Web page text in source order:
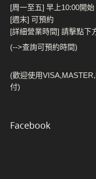
[周一至五] 早上10:00開始
[週末] 可預約
[詳細營業時間] 請擊點下
(-->查詢可預約時間)
(歡迎使用
付)
Facebook